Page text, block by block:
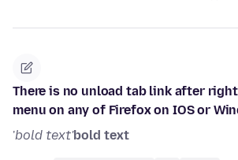
There is no unload tab link after
menu on any of Firefox on IOS or
'bold text'bold text